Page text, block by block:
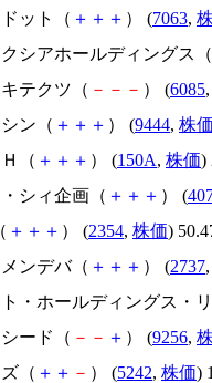
ット（ ＋ ＋ ＋ ） (7063,
シアホールディングス（
テクツ（ － － － ） (6085,
ン（ ＋ ＋ ＋ ） (9444, 株価
（ ＋ ＋ ＋ ） (150A, 株価)
シィ企画（ ＋ ＋ ＋ ） (
＋ ＋ ＋ ） (2354, 株価)
ンデバ（ ＋ ＋ ＋ ） (2737,
・ホールディングス・
ード（ － － ＋ ） (9256,
（ ＋ ＋ － ） (5242, 株価)